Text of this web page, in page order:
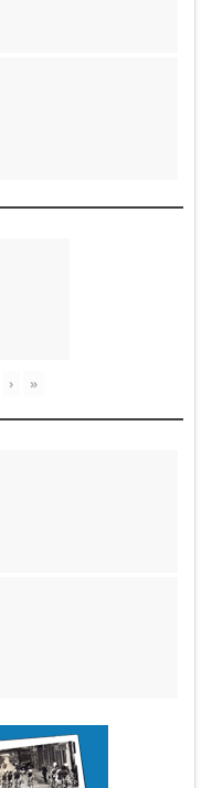
› »